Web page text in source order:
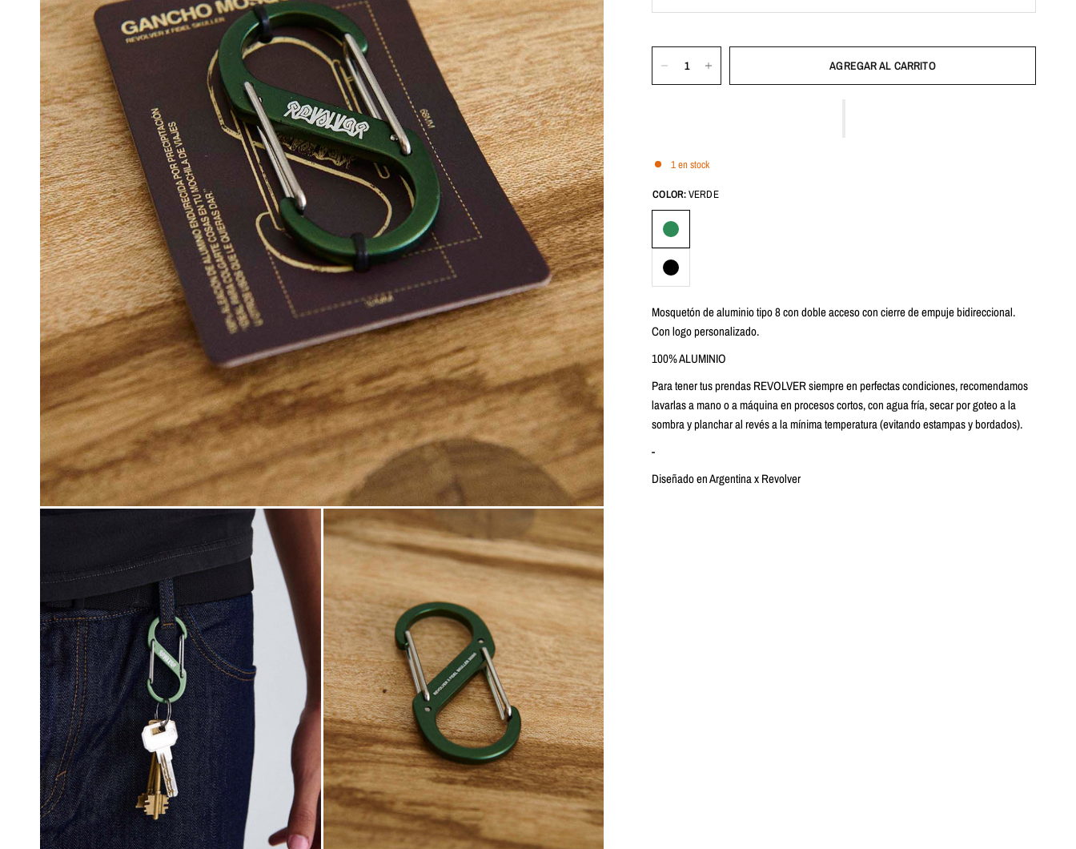
AGREGAR AL CARRITO
1 en stock
COLOR:VERDE
Mosquetón de aluminio tipo 8 con doble acceso con cierre de empuje bidireccional.
Con logo personalizado.
100% ALUMINIO
Para tener tus prendas REVOLVER siempre en perfectas condiciones, recomendamos
lavarlas a mano o a máquina en procesos cortos, con agua fría, secar por goteo a la
sombra y planchar al revés a la mínima temperatura (evitando estampas y bordados).
-
Diseñado en Argentina x Revolver